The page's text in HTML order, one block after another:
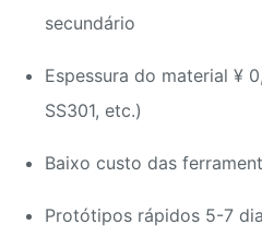
secundário
Espessura do material ¥
SS301, etc.)
Baixo custo das
Protótipos rápidos 5-7